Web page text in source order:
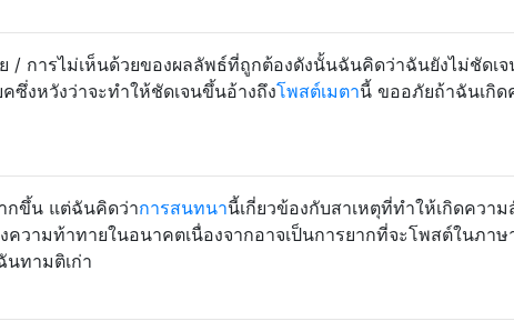
/ การไม่เห็นด้วยของผลลัพธ์ที่ถูกต้องดังนั้นฉันคิดว่าฉันยังไม่ชัดเจ
ซึ่งหวังว่าจะทำให้ชัดเจนขึ้นอ้างถึงโพสต์เมตานี้ ขออภัยถ้าฉันเกิด
กขึ้น แต่ฉันคิดว่าการสนทนานี้เกี่ยวข้องกับสาเหตุที่ทำให้เกิดควา
ความท้าทายในอนาคตเนื่องจากอาจเป็นการยากที่จะโพสต์ในภา
ทามติเก่า